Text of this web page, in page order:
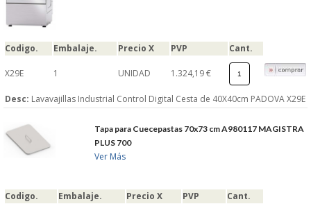
Codigo. Embalaje. Precio X PVP Cant.
X29E 1 UNIDAD 1.324,19 €
Desc: Lavavajillas Industrial Control Digital Cesta de 40X40cm PADOVA X29E
Tapa para Cuecepastas 70x73 cm A980117 MAGISTRA
PLUS 700
Ver Más
Codigo. Embalaje. Precio X PVP Cant.